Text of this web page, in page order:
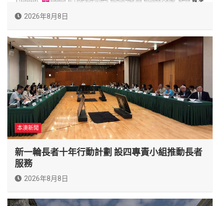
2026年8月8日
本澳新聞
新一輪長者十年行動計劃 設四專責小組推動長者
服務
2026年8月8日